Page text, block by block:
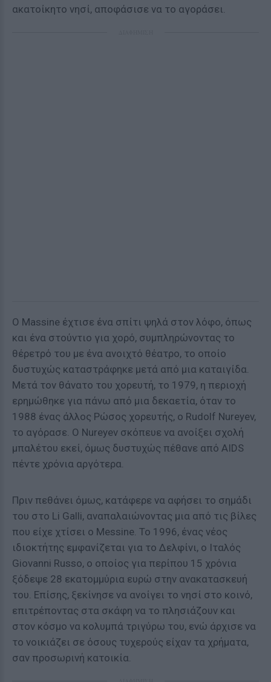
ακατοίκητο νησί, αποφάσισε να το αγοράσει.
Ο Massine έχτισε ένα σπίτι ψηλά στον λόφο, όπως
και ένα στούντιο για χορό, συμπληρώνοντας το
θέρετρό του με ένα ανοιχτό θέατρο, το οποίο
δυστυχώς καταστράφηκε μετά από μια καταιγίδα.
Μετά τον θάνατο του χορευτή, το 1979, η περιοχή
ερημώθηκε για πάνω από μια δεκαετία, όταν το
1988 ένας άλλος Ρώσος χορευτής, ο Rudolf Nureyev,
το αγόρασε. Ο Nureyev σκόπευε να ανοίξει σχολή
μπαλέτου εκεί, όμως δυστυχώς πέθανε από AIDS
πέντε χρόνια αργότερα.
Πριν πεθάνει όμως, κατάφερε να αφήσει το σημάδι
του στο Li Galli, αναπαλαιώνοντας μια από τις βίλες
που είχε χτίσει ο Messine. Το 1996, ένας νέος
ιδιοκτήτης εμφανίζεται για το Δελφίνι, ο Ιταλός
Giovanni Russo, ο οποίος για περίπου 15 χρόνια
ξόδεψε 28 εκατομμύρια ευρώ στην ανακατασκευή
του. Επίσης, ξεκίνησε να ανοίγει το νησί στο κοινό,
επιτρέποντας στα σκάφη να το πλησιάζουν και
στον κόσμο να κολυμπά τριγύρω του, ενώ άρχισε να
το νοικιάζει σε όσους τυχερούς είχαν τα χρήματα,
σαν προσωρινή κατοικία.